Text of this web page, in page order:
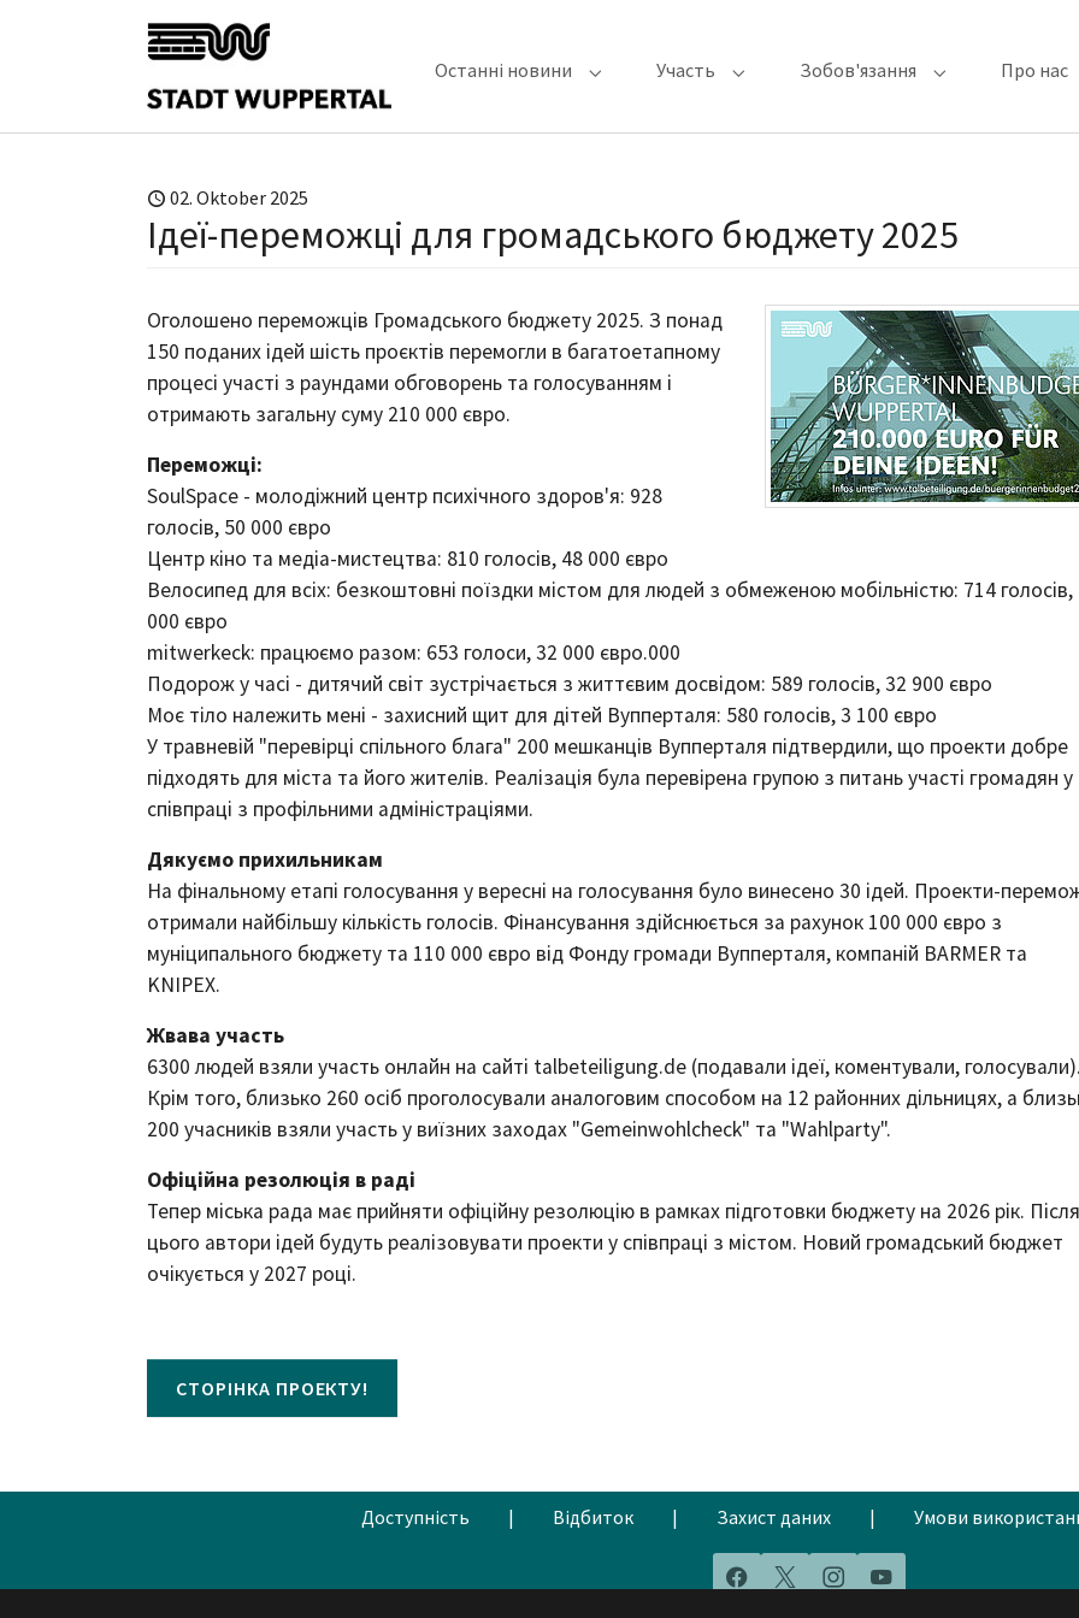
Останні новини Submenu for "Останні новини"
Участь Submenu for "Участь"
Зобов'язання Submenu for
Про нас
02. Oktober 2025
Ідеї-переможці для громадського бюджету 2025
Оголошено переможців Громадського бюджету 2025. З понад
150 поданих ідей шість проєктів перемогли в багатоетапному
процесі участі з раундами обговорень та голосуванням і
отримають загальну суму 210 000 євро.
Переможці:
SoulSpace - молодіжний центр психічного здоров'я: 928
голосів, 50 000 євро
Центр кіно та медіа-мистецтва: 810 голосів, 48 000 євро
Велосипед для всіх: безкоштовні поїздки містом для людей з обмеженою мобільністю: 714 голосів,
000 євро
mitwerkeck: працюємо разом: 653 голоси, 32 000 євро.000
Подорож у часі - дитячий світ зустрічається з життєвим досвідом: 589 голосів, 32 900 євро
Моє тіло належить мені - захисний щит для дітей Вупперталя: 580 голосів, 3 100 євро
У травневій "перевірці спільного блага" 200 мешканців Вупперталя підтвердили, що проекти добре
підходять для міста та його жителів. Реалізація була перевірена групою з питань участі громадян у
співпраці з профільними адміністраціями.
Дякуємо прихильникам
На фінальному етапі голосування у вересні на голосування було винесено 30 ідей. Проекти-
отримали найбільшу кількість голосів. Фінансування здійснюється за рахунок 100 000 євро з
муніципального бюджету та 110 000 євро від Фонду громади Вупперталя, компаній BARMER та
KNIPEX.
Жвава участь
6300 людей взяли участь онлайн на сайті talbeteiligung.de (подавали ідеї, коментували, голосували).
Крім того, близько 260 осіб проголосували аналоговим способом на 12 районних дільницях, а
200 учасників взяли участь у виїзних заходах "Gemeinwohlcheck" та "Wahlparty".
Офіційна резолюція в раді
Тепер міська рада має прийняти офіційну резолюцію в рамках підготовки бюджету на 2026 рік. Після
цього автори ідей будуть реалізовувати проекти у співпраці з містом. Новий громадський бюджет
очікується у 2027 році.
СТОРІНКА ПРОЕКТУ!
Доступність | Відбиток | Захист даних | Умови
Facebook
X Instagram
YouTube